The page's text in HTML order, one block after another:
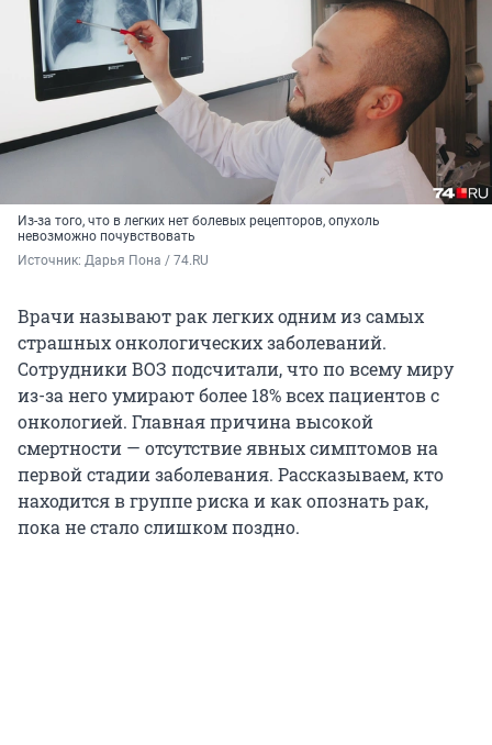
Из-за того, что в легких нет болевых рецепторов, опухоль
невозможно почувствовать
Источник: Дарья Пона / 74.RU
Врачи называют рак легких одним из самых
страшных онкологических заболеваний.
Сотрудники ВОЗ подсчитали, что по всему миру
из-за него умирают более 18% всех пациентов с
онкологией. Главная причина высокой
смертности — отсутствие явных симптомов на
первой стадии заболевания. Рассказываем, кто
находится в группе риска и как опознать рак,
пока не стало слишком поздно.